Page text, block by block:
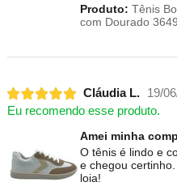
Produto: Tênis
com Dourado
Cláudia L.
19/
Eu recomendo esse produto.
Amei minha
O tênis é lindo e
e chegou
loja!